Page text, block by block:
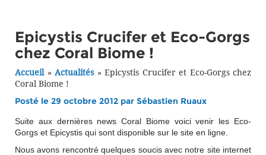
Epicystis Crucifer et Eco-Gorgs
chez Coral Biome !
Accueil» Actualités» Epicystis Crucifer et Eco-Gorgs chez
Coral Biome !
Posté le 29 octobre 2012 par Sébastien Ruaux
Suite aux dernières news Coral Biome voici venir les Eco-
Gorgs et Epicystis qui sont disponible sur le site en ligne.
Nous avons rencontré quelques soucis avec notre site internet